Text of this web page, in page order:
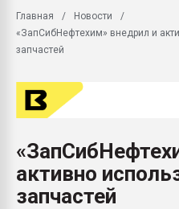
Главная
Новости
«ЗапСибНефтехим» внедрил и
запчастей
активно
запчастей